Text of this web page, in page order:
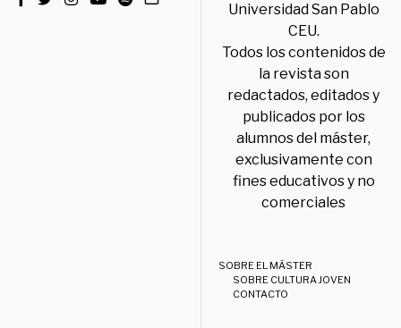
Universidad San Pablo
CEU.
Todos los contenidos de
la revista son
redactados, editados y
publicados por los
alumnos del máster,
exclusivamente con
fines educativos y no
comerciales
SOBRE EL MÁSTER
SOBRE CULTURA JOVEN
CONTACTO